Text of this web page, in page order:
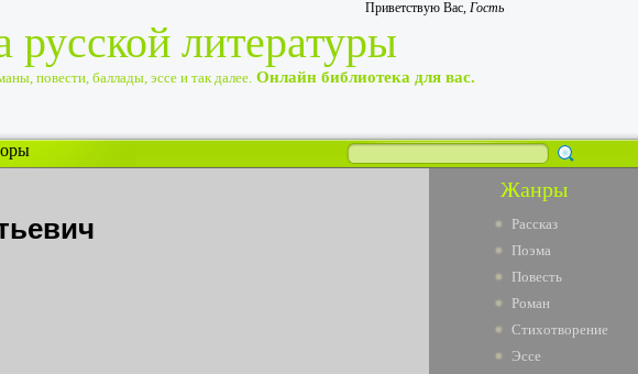
Приветствую Вас, Гость
русской литературы
повести, баллады, эссе и так далее. Онлайн библиотека для вас.
Жанры
Рассказ
Поэма
Повесть
Роман
Стихотворение
Эссе